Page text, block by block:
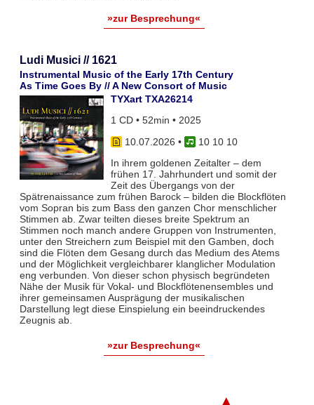
»zur Besprechung«
Ludi Musici // 1621
Instrumental Music of the Early 17th Century
As Time Goes By // A New Consort of Music
TYXart TXA26214
1 CD • 52min • 2025
10.07.2026 •
10 10 10
In ihrem goldenen Zeitalter – dem
frühen 17. Jahrhundert und somit der
Zeit des Übergangs von der
Spätrenaissance zum frühen Barock – bilden die Blockflöten
vom Sopran bis zum Bass den ganzen Chor menschlicher
Stimmen ab. Zwar teil­ten dieses breite Spektrum an
Stimmen noch manch andere Gruppen von Instrumenten,
unter den Streichern zum Bei­spiel mit den Gamben, doch
sind die Flöten dem Gesang durch das Medium des Atems
und der Möglichkeit vergleich­barer klanglicher Modulation
eng verbunden. Von dieser schon physisch begründeten
Nähe der Musik für Vokal- und Blockflö­tenensembles und
ihrer gemeinsamen Ausprägung der musikalischen
Darstellung legt diese Einspielung ein beeindruckendes
Zeugnis ab.
»zur Besprechung«